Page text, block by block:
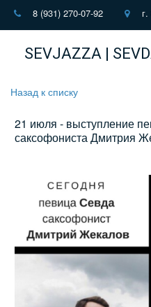
8 (931) 270-07-92
SEVJAZZA |
Назад к списку
21 июля - выступление
саксофониста Дмитрия